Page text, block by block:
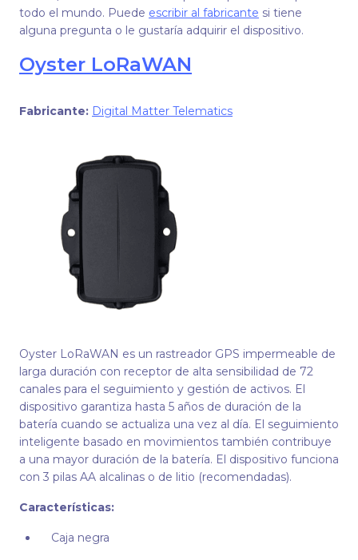
todo el mundo. Puede escribir al fabricante si tiene
alguna pregunta o le gustaría adquirir el dispositivo.
Oyster LoRaWAN
Fabricante: Digital Matter Telematics
Oyster LoRaWAN es un rastreador GPS impermeable de
larga duración con receptor de alta sensibilidad de 72
canales para el seguimiento y gestión de activos. El
dispositivo garantiza hasta 5 años de duración de la
batería cuando se actualiza una vez al día. El seguimiento
inteligente basado en movimientos también contribuye
a una mayor duración de la batería. El dispositivo funciona
con 3 pilas AA alcalinas o de litio (recomendadas).
Características:
Caja negra